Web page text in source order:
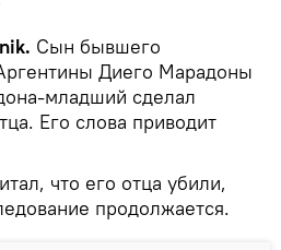
Сын бывшего
Диего Марадоны
младший сделал
Его слова приводит
что его отца убили,
продолжается.